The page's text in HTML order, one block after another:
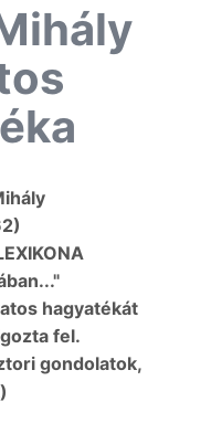
hagyatékát
fel.
gondolatok,